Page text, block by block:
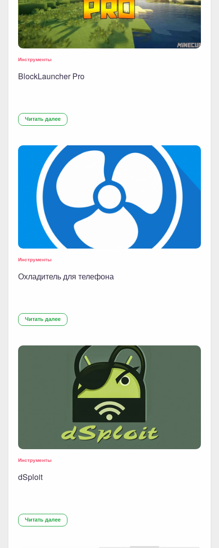
Инструменты
BlockLauncher Pro
Читать далее
Инструменты
Охладитель для телефона
Читать далее
Инструменты
dSploit
Читать далее